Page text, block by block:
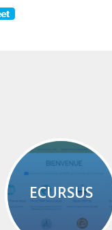
ECURSUS